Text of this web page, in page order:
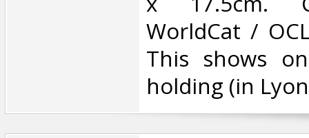
WorldCat /
This shows
holding (in